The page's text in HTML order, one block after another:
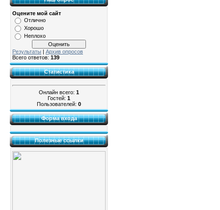
Оцените мой сайт
Отлично
Хорошо
Неплохо
Результаты | Архив опросов
Всего ответов: 139
Статистика
Онлайн всего: 1
Гостей: 1
Пользователей: 0
Форма входа
Полезные ссылки